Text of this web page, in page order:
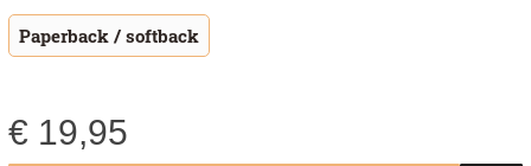
Paperback / softback
€ 19,95